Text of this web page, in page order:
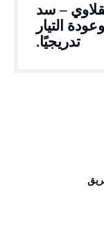
– سد
التيار
تدريجيًا.